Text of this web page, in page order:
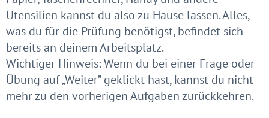
Utensilien kannst du also zu Hause lassen. Alles,
was du für die Prüfung benötigst, befindet sich
bereits an deinem Arbeitsplatz.
Wichtiger Hinweis: Wenn du bei einer Frage oder
Übung auf „Weiter” geklickt hast, kannst du nicht
mehr zu den vorherigen Aufgaben zurückkehren.